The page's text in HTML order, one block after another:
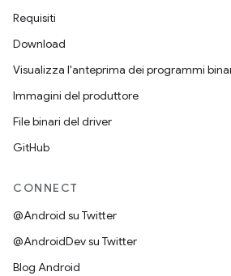
Requisiti
Download
Visualizza l'anteprima dei programmi
Immagini del produttore
File binari del driver
GitHub
CONNECT
@Android su Twitter
@AndroidDev su Twitter
Blog Android